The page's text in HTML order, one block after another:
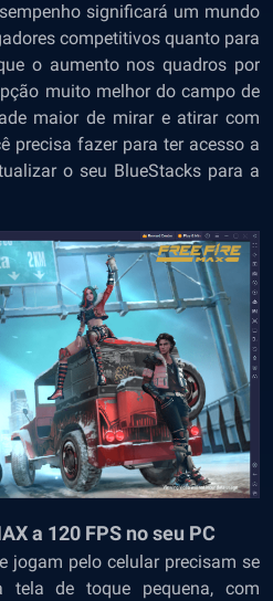
significará um mundo
competitivos quanto para
o aumento nos quadros por
muito melhor do campo de
maior de mirar e atirar com
precisa fazer para ter acesso a
o seu BlueStacks para a
a 120 FPS no seu PC
jogam pelo celular precisam se
tela de toque pequena, com